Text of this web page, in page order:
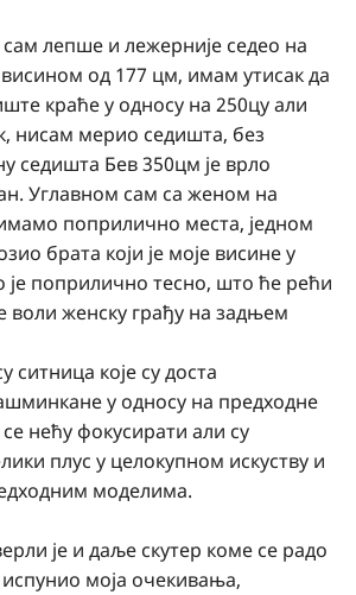
лепше и лежерније седео на
од 177 цм, имам утисак да
краће у односу на 250цу али
нисам мерио седишта, без
седишта Бев 350цм је врло
Углавном сам са женом на
поприлично места, једном
брата који је моје висине у
је поприлично тесно, што ће рећи
воли женску грађу на задњем
ситница које су доста
у односу на предходне
нећу фокусирати али су
плус у целокупном искуству и
моделима.
је и даље скутер коме се радо
испунио моја очекивања,